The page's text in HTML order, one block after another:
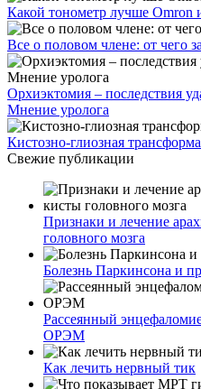
Какой тонометр лучше Omron
Все о половом члене: от чего
Орхиэктомия – последствия
Мнение уролога
Кистозно-глиозная
Свежие публикации
Признаки и лечение
головного мозга
Болезнь Паркинсона и
Рассеянный
ОРЭМ
Как лечить нервный тик